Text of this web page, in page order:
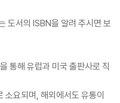
도서의 ISBN을 알려 주시면 보
통해 유럽과 미국 출판사로 직
소요되며, 해외에서도 유통이